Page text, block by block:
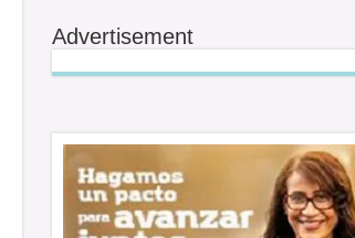
Advertisement